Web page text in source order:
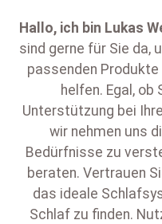
Hallo, ich bin Lukas
sind gerne für Sie da,
passenden
helfen. Egal, ob
Unterstützung bei
wir nehmen uns
Bedürfnisse zu
beraten. Vertrauen
das ideale
Schlaf zu finden.